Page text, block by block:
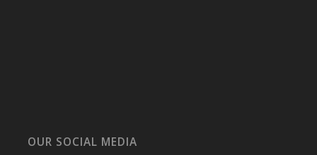
OUR SOCIAL MEDIA